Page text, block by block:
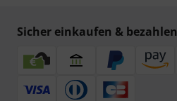
Sicher einkaufen & bezahlen